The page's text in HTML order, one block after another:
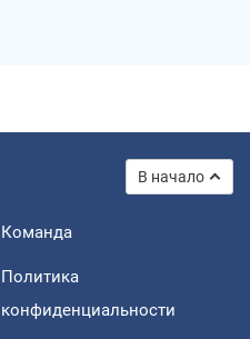
В начало
Команда
Политика
конфиденциальности